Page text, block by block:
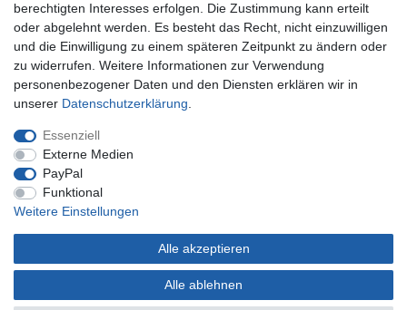
Kontakt
Datenschutzerklärung
AGB Kundeninformationen
Impressum
Zahlung und Versand
* Gilt nur für Lieferungen nach Deutschland. Lieferzeiten für andere Länder siehe
© Copyright 2022 | Alle Rechte vorbehalten.
berechtigten Interesses erfolgen. Die Zustimmung kann erteilt
oder abgelehnt werden. Es besteht das Recht, nicht einzuwilligen
und die Einwilligung zu einem späteren Zeitpunkt zu ändern oder
zu widerrufen. Weitere Informationen zur Verwendung
personenbezogener Daten und den Diensten erklären wir in
unserer Daten­schutz­erklärung
Essenziell
Externe Medien
PayPal
Funktional
Weitere Einstellungen
Alle akzeptieren
Alle ablehnen